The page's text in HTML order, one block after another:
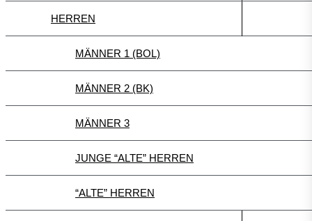
HERREN
MÄNNER 1 (BOL)
MÄNNER 2 (BK)
MÄNNER 3
JUNGE “ALTE” HERREN
“ALTE” HERREN